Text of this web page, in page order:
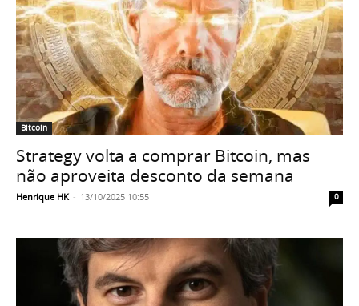
Bitcoin
Strategy volta a comprar Bitcoin, mas
não aproveita desconto da semana
Henrique HK - 13/10/2025 10:55 0